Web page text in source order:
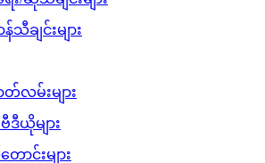
သီချင်းများ
လမ်းများ
ယိုများ
ာင်းများ